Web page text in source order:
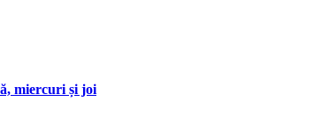
miercuri și joi